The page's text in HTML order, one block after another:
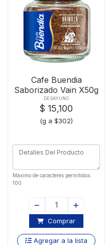
Cafe Buendia
Saborizado Vain X50g
DESAYUNO
$ 15,100
(g a $302)
Maximo de caracteres permitidos:
100
Comprar
Agregar a la lista